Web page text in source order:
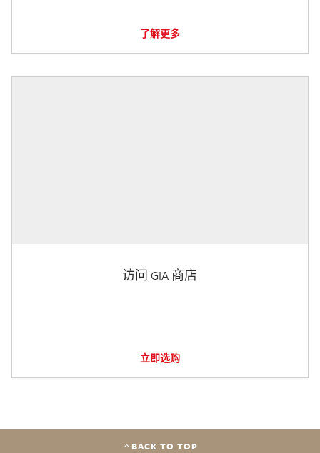
了解更多
访问 GIA 商店
立即选购
BACK TO TOP